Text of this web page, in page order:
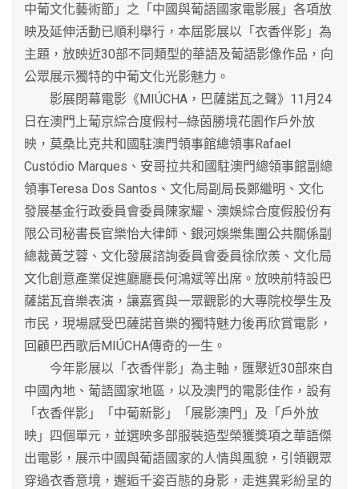
中葡文化藝術節」之「中國與葡語國家電影展」各項放
映及延伸活動已順利舉行，本屆影展以「衣香伴影」為
主題，放映近30部不同類型的華語及葡語影像作品，向
公眾展示獨特的中葡文化光影魅力。
影展閉幕電影《MIÚCHA，巴薩諾瓦之聲》11月24
日在澳門上葡京綜合度假村─綠茵勝境花園作戶外放
映，莫桑比克共和國駐澳門領事館總領事Rafael
Custódio Marques、安哥拉共和國駐澳門總領事館副總
領事Teresa Dos Santos、文化局副局長鄭繼明、文化
發展基金行政委員會委員陳家耀、澳娛綜合度假股份有
限公司秘書長官樂怡大律師、銀河娛樂集團公共關係副
總裁黃芝蓉、文化發展諮詢委員會委員徐欣羨、文化局
文化創意產業促進廳廳長何鴻斌等出席。放映前特設巴
薩諾瓦音樂表演，讓嘉賓與一眾觀影的大專院校學生及
市民，現場感受巴薩諾音樂的獨特魅力後再欣賞電影，
回顧巴西歌后MIÚCHA傳奇的一生。
今年影展以「衣香伴影」為主軸，匯聚近30部來自
中國內地、葡語國家地區，以及澳門的電影佳作，設有
「衣香伴影」「中葡新影」「展影澳門」及「戶外放
映」四個單元，並選映多部服裝造型榮獲獎項之華語傑
出電影，展示中國與葡語國家的人情與風貌，引領觀眾
穿過衣香意境，邂逅千姿百態的身影，走進異彩紛呈的